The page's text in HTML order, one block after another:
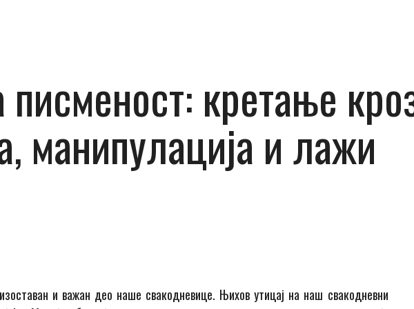
кретање
манипулација и лажи
и важан део наше свакодневице. Њихов утицај на наш свакодневни